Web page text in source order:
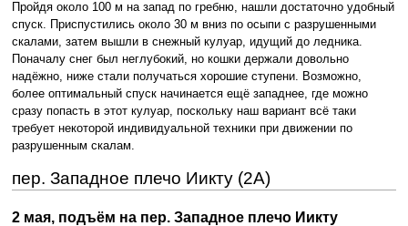
Пройдя около 100 м на запад по гребню, нашли достаточно удобный
спуск. Приспустились около 30 м вниз по осыпи с разрушенными
скалами, затем вышли в снежный кулуар, идущий до ледника.
Поначалу снег был неглубокий, но кошки держали довольно
надёжно, ниже стали получаться хорошие ступени. Возможно,
более оптимальный спуск начинается ещё западнее, где можно
сразу попасть в этот кулуар, поскольку наш вариант всё таки
требует некоторой индивидуальной техники при движении по
разрушенным скалам.
пер. Западное плечо Иикту (2А)
2 мая, подъём на пер. Западное плечо Иикту